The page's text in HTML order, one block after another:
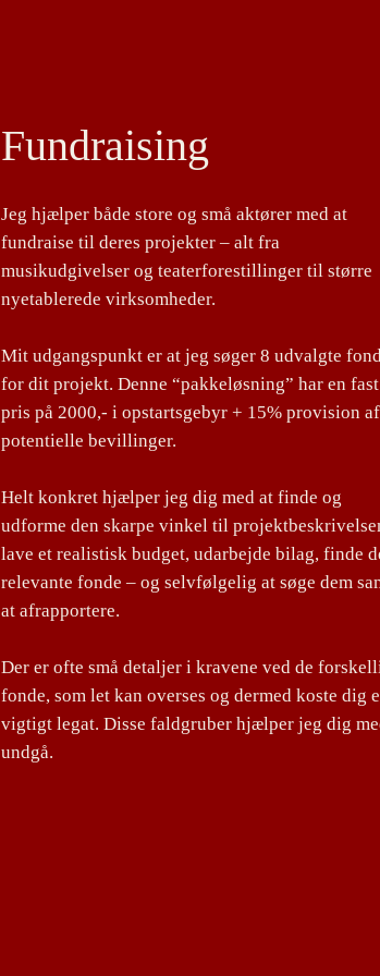
Fundraising
Jeg hjælper både store og små aktører med at
fundraise til deres projekter – alt fra
musikudgivelser og teaterforestillinger til større
nyetablerede virksomheder.
Mit udgangspunkt er at jeg søger 8 udvalgte
for dit projekt. Denne “pakkeløsning” har en fast
pris på 2000,- i opstartsgebyr + 15% provision af
potentielle bevillinger.
Helt konkret hjælper jeg dig med at finde og
udforme den skarpe vinkel til
lave et realistisk budget, udarbejde bilag, finde
relevante fonde – og selvfølgelig at søge dem
at afrapportere.
Der er ofte små detaljer i kravene ved de
fonde, som let kan overses og dermed koste dig
vigtigt legat. Disse faldgruber hjælper jeg dig
undgå.